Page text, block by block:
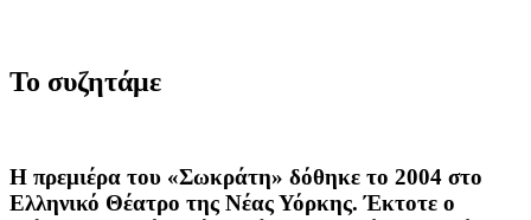
Το συζητάμε
Η πρεμιέρα του «Σωκράτη» δόθηκε το 2004 στο
Ελληνικό Θέατρο της Νέας Υόρκης. Έκτοτε ο